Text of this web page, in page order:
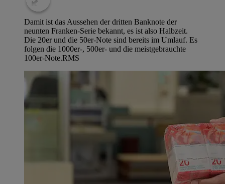
Damit ist das Aussehen der dritten Banknote der
neunten Franken-Serie bekannt, es ist also Halbzeit.
Die 20er und die 50er-Note sind bereits im Umlauf. Es
folgen die 1000er-, 500er- und die meistgebrauchte
100er-Note.RMS